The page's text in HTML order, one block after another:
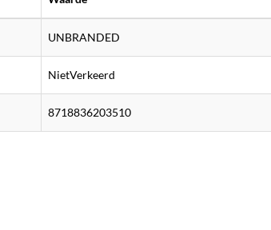
UNBRANDED
NietVerkeerd
8718836203510